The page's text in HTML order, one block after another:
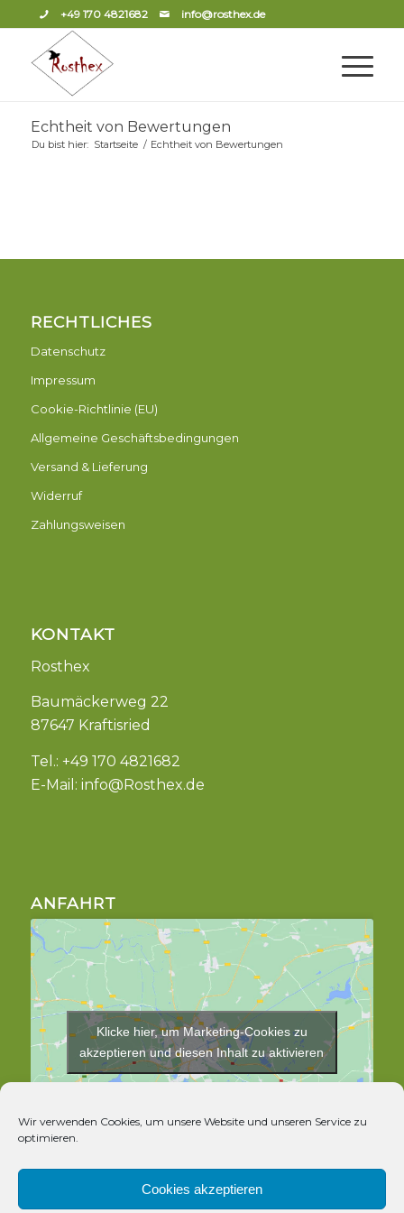
Wir verwenden Cookies, um unsere Website und unseren Service zu
optimieren.
Cookies akzeptieren
+49 170 4821682 info@rosthex.de
Echtheit von Bewertungen
Du bist hier: Startseite / Echtheit von Bewertungen
RECHTLICHES
Datenschutz
Impressum
Cookie-Richtlinie (EU)
Allgemeine Geschäftsbedingungen
Versand & Lieferung
Widerruf
Zahlungsweisen
KONTAKT
Rosthex
Baumäckerweg 22
87647 Kraftisried
Tel.: +49 170 4821682
E-Mail: info@Rosthex.de
ANFAHRT
Klicke hier, um Marketing-Cookies zu
akzeptieren und diesen Inhalt zu aktivieren